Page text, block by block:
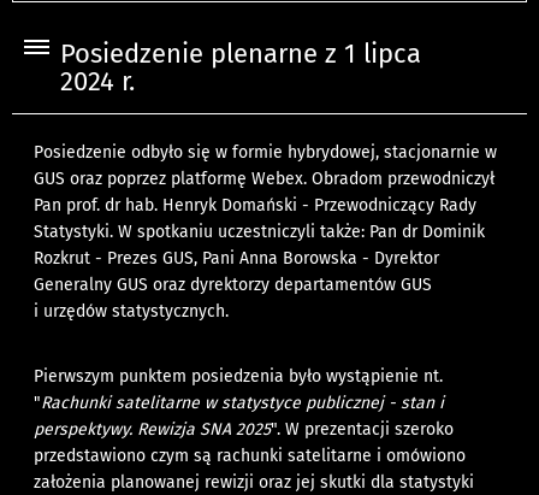
Posiedzenie plenarne z 1 lipca
2024 r.
Posiedzenie odbyło się w formie hybrydowej, stacjonarnie w
GUS oraz poprzez platformę Webex. Obradom przewodniczył
Pan prof. dr hab. Henryk Domański - Przewodniczący Rady
Statystyki. W spotkaniu uczestniczyli także: Pan dr Dominik
Rozkrut - Prezes GUS, Pani Anna Borowska - Dyrektor
Generalny GUS oraz dyrektorzy departamentów GUS
i urzędów statystycznych.
Pierwszym punktem posiedzenia było wystąpienie nt.
"Rachunki satelitarne w statystyce publicznej - stan i
perspektywy. Rewizja SNA 2025". W prezentacji szeroko
przedstawiono czym są rachunki satelitarne i omówiono
założenia planowanej rewizji oraz jej skutki dla statystyki